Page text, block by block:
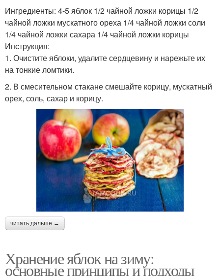
Ингредиенты: 4-5 яблок 1/2 чайной ложки корицы 1/2
чайной ложки мускатного ореха 1/4 чайной ложки соли
1/4 чайной ложки сахара 1/4 чайной ложки корицы
Инструкция:
1. Очистите яблоки, удалите сердцевину и нарежьте их
на тонкие ломтики.
2. В смесительном стакане смешайте корицу, мускатный
орех, соль, сахар и корицу.
читать дальше →
Хранение яблок на зиму:
основные принципы и подходы